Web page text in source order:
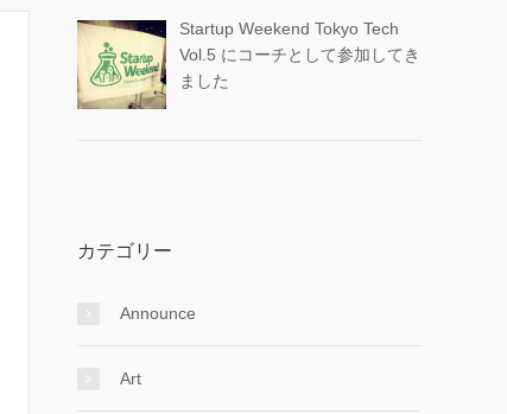
Startup Weekend Tokyo Tech
Vol.5 にコーチとして参加してき
ました
カテゴリー
Announce
Art